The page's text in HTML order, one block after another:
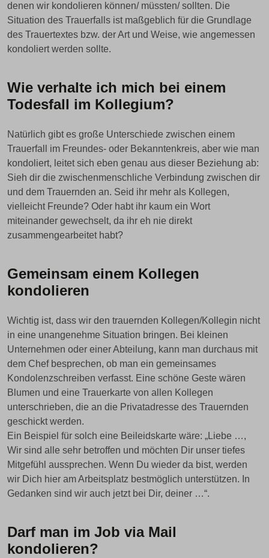
denen wir kondolieren können/ müssten/ sollten. Die
Situation des Trauerfalls ist maßgeblich für die Grundlage
des Trauertextes bzw. der Art und Weise, wie angemessen
kondoliert werden sollte.
Wie verhalte ich mich bei einem
Todesfall im Kollegium?
Natürlich gibt es große Unterschiede zwischen einem
Trauerfall im Freundes- oder Bekanntenkreis, aber wie man
kondoliert, leitet sich eben genau aus dieser Beziehung ab:
Sieh dir die zwischenmenschliche Verbindung zwischen dir
und dem Trauernden an. Seid ihr mehr als Kollegen,
vielleicht Freunde? Oder habt ihr kaum ein Wort
miteinander gewechselt, da ihr eh nie direkt
zusammengearbeitet habt?
Gemeinsam einem Kollegen
kondolieren
Wichtig ist, dass wir den trauernden Kollegen/Kollegin nicht
in eine unangenehme Situation bringen. Bei kleinen
Unternehmen oder einer Abteilung, kann man durchaus mit
dem Chef besprechen, ob man ein gemeinsames
Kondolenzschreiben verfasst. Eine schöne Geste wären
Blumen und eine Trauerkarte von allen Kollegen
unterschrieben, die an die Privatadresse des Trauernden
geschickt werden.
Ein Beispiel für solch eine Beileidskarte wäre: „Liebe …,
Wir sind alle sehr betroffen und möchten Dir unser tiefes
Mitgefühl aussprechen. Wenn Du wieder da bist, werden
wir Dich hier am Arbeitsplatz bestmöglich unterstützen. In
Gedanken sind wir auch jetzt bei Dir, deiner …“.
Darf man im Job via Mail
kondolieren?